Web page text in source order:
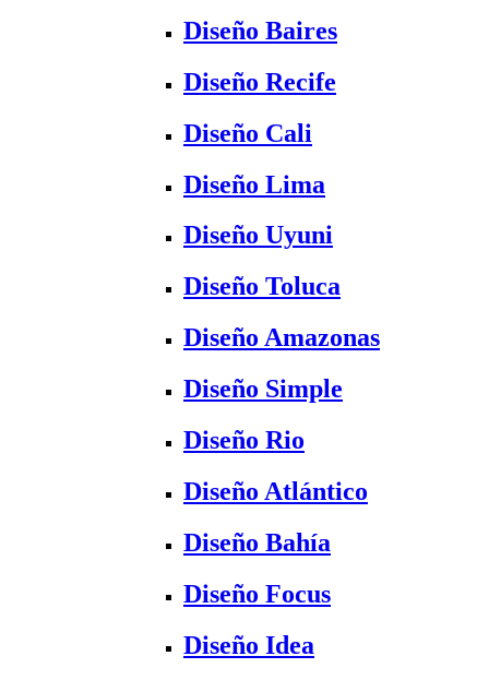
Diseño Baires
Diseño Recife
Diseño Cali
Diseño Lima
Diseño Uyuni
Diseño Toluca
Diseño Amazonas
Diseño Simple
Diseño Rio
Diseño Atlántico
Diseño Bahía
Diseño Focus
Diseño Idea